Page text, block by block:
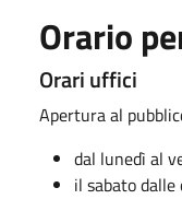
Orario
Orari uffici
Apertura al
dal lunedì al
il sabato